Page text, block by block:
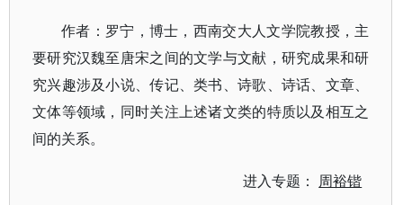
作者：罗宁，博士，西南交大人文学院教授，主
要研究汉魏至唐宋之间的文学与文献，研究成果和研
究兴趣涉及小说、传记、类书、诗歌、诗话、文章、
文体等领域，同时关注上述诸文类的特质以及相互之
间的关系。
进入专题： 周裕锴